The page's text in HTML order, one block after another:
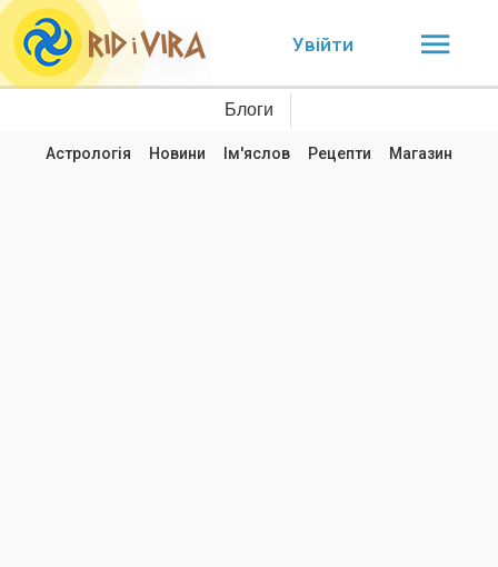
Увійти
Блоги
Астрологія Новини Ім'яслов Рецепти Магазин